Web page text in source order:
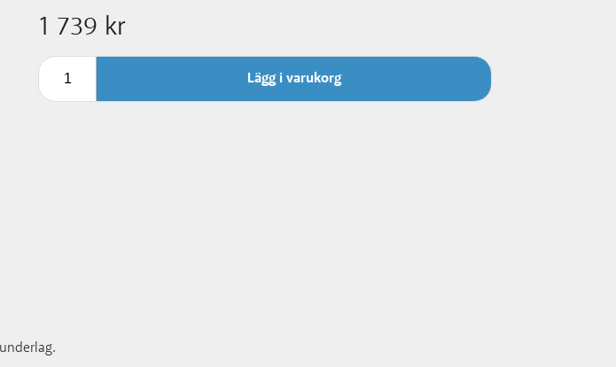
1 739 kr
Lägg i varukorg